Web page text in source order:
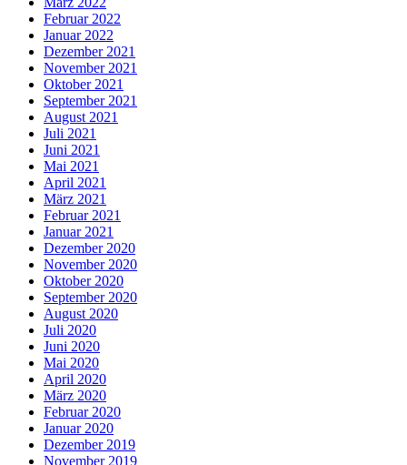
Februar 2022
Januar 2022
Dezember 2021
November 2021
Oktober 2021
September 2021
August 2021
Juli 2021
Juni 2021
Mai 2021
April 2021
März 2021
Februar 2021
Januar 2021
Dezember 2020
November 2020
Oktober 2020
September 2020
August 2020
Juli 2020
Juni 2020
Mai 2020
April 2020
März 2020
Februar 2020
Januar 2020
Dezember 2019
November 2019